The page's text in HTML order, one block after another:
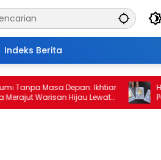
Indeks Berita
Masa Depan: Ikhtiar
Warisan Hijau Lewat
Harga